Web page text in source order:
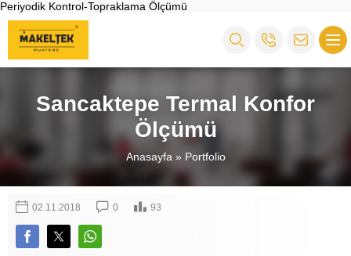
Periyodik Kontrol-Topraklama Ölçümü
Sancaktepe Termal Konfor
Ölçümü
Anasayfa » Portfolio
02.11.2018 0 93